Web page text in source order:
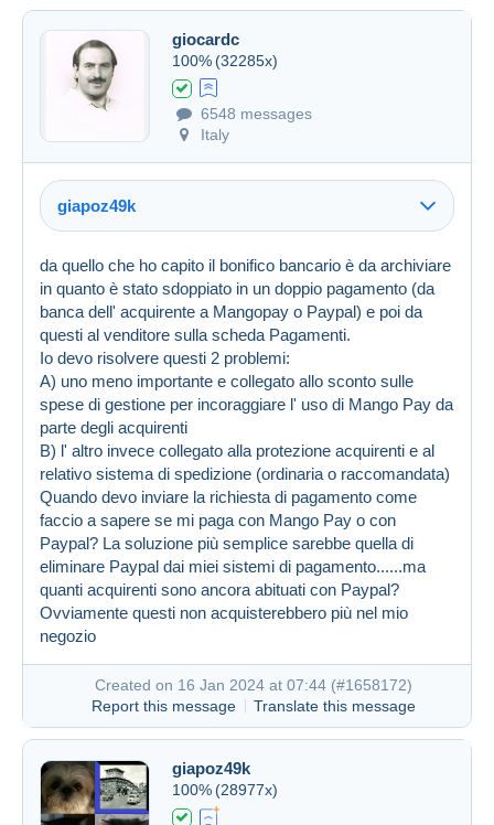
giocardc
100% (32285x)
6548 messages
Italy
giapoz49k
Created on 16 Jan 2024 at 05:46 #1657892
da quello che ho capito il bonifico bancario è da archiviare
in quanto è stato sdoppiato in un doppio pagamento (da
banca dell' acquirente a Mangopay o Paypal) e poi da
questi al venditore sulla scheda Pagamenti.
Io devo risolvere questi 2 problemi:
A) uno meno importante e collegato allo sconto sulle
spese di gestione per incoraggiare l' uso di Mango Pay da
parte degli acquirenti
B) l' altro invece collegato alla protezione acquirenti e al
relativo sistema di spedizione (ordinaria o raccomandata)
Quando devo inviare la richiesta di pagamento come
faccio a sapere se mi paga con Mango Pay o con
Paypal? La soluzione più semplice sarebbe quella di
eliminare Paypal dai miei sistemi di pagamento......ma
quanti acquirenti sono ancora abituati con Paypal?
Ovviamente questi non acquisterebbero più nel mio
negozio
Created on 16 Jan 2024 at 07:44 (#1658172)
Report this message
Translate this message
giapoz49k
100% (28977x)